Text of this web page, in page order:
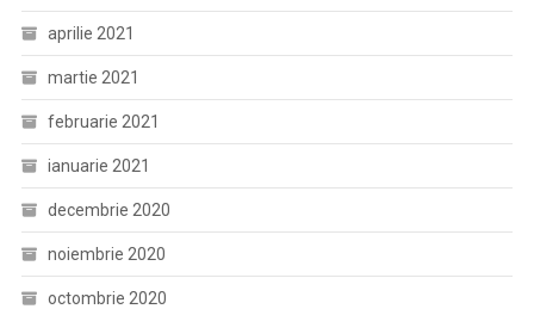
aprilie 2021
martie 2021
februarie 2021
ianuarie 2021
decembrie 2020
noiembrie 2020
octombrie 2020